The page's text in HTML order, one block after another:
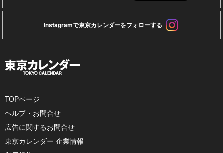
Instagramで東京カレンダーをフォローする
TOPページ
ヘルプ・お問合せ
広告に関するお問合せ
東京カレンダー 企業情報